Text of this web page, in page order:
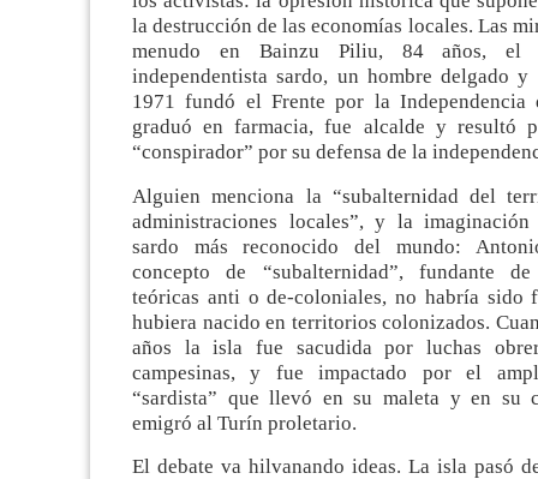
la destrucción de las economías locales. Las
menudo en Bainzu Piliu, 84 años, el
independentista sardo, un hombre delgado
1971 fundó el Frente por la Independencia
graduó en farmacia, fue alcalde y resultó
“conspirador” por su defensa de la
Alguien menciona la “subalternidad del
administraciones locales”, y la
sardo más reconocido del mundo:
concepto de “subalternidad”, fundante
teóricas anti o de-coloniales, no habría sido
hubiera nacido en territorios colonizados.
años la isla fue sacudida por luchas
campesinas, y fue impactado por el
“sardista” que llevó en su maleta y en su
emigró al Turín proletario.
El debate va hilvanando ideas. La isla pasó